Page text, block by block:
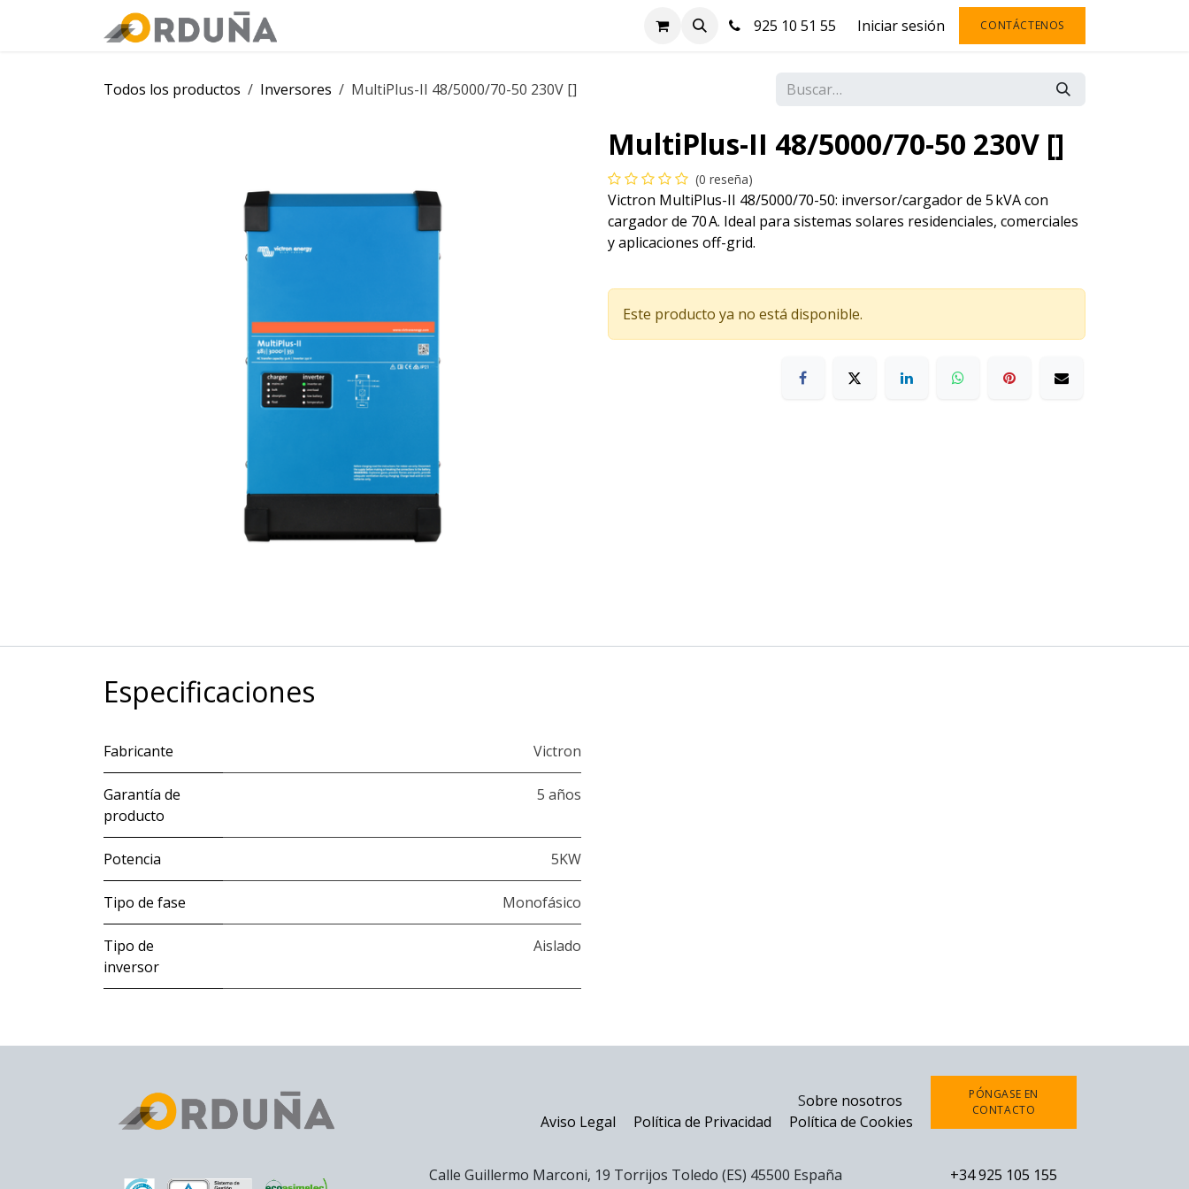
Blog Contacto925 10 51 55 Iniciar sesión CONTÁCTENOS
Todos los productos Inversores MultiPlus-II 48/5000/70-50 230V []
MultiPlus-II 48/5000/70-50 230V []
(0 reseña)
Victron MultiPlus-II 48/5000/70-50: inversor/cargador de 5 kVA con
cargador de 70 A. Ideal para sistemas solares residenciales, comerciales
y aplicaciones off-grid.
Este producto ya no está disponible.
Especificaciones
Fabricante Victron
Garantía de
producto
5 años
Potencia 5KW
Tipo de fase Monofásico
Tipo de
inversor
Aislado
Sobre nosotros
Aviso Legal
Política de Privacidad Política de Cookies
Calle Guillermo Marconi, 19 Torrijos Toledo (ES) 45500 España
PÓNGASE EN
CONTACTO
+34 925 105 155